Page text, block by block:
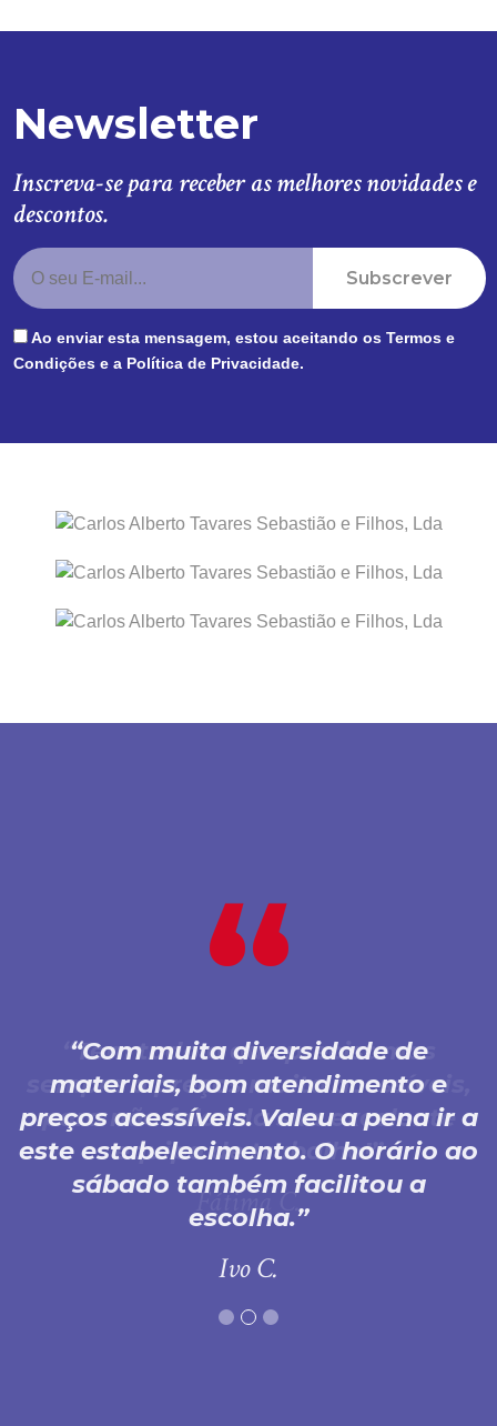
Newsletter
Inscreva-se para receber as melhores novidades e
descontos.
Subscrever
Ao enviar esta mensagem, estou aceitando os Termos e
Condições e a Política de Privacidade.
Com muita diversidade de
materiais, bom atendimento e
preços acessíveis. Valeu a pena ir a
este estabelecimento. O horário ao
sábado também facilitou a
escolha.
Ivo C.